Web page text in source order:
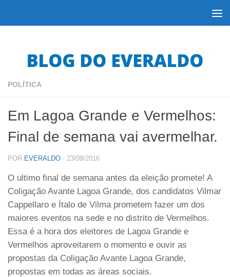
POLÍTICA
Em Lagoa Grande e Vermelhos:
Final de semana vai avermelhar.
POR EVERALDO · 23/09/2016
O ultimo final de semana antes da eleição promete! A
Coligação Avante Lagoa Grande, dos candidatos Vilmar
Cappellaro e Ítalo de Vilma prometem fazer um dos
maiores eventos na sede e no distrito de Vermelhos.
Essa é a hora dos eleitores de Lagoa Grande e
Vermelhos aproveitarem o momento e ouvir as
propostas da Coligação Avante Lagoa Grande,
propostas em todas as áreas sociais.